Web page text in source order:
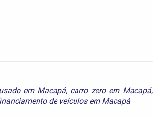
em Macapá, carro zero em Macapá,
de veículos em Macapá